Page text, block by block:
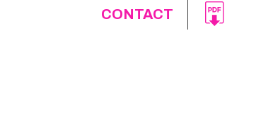
CONTACT